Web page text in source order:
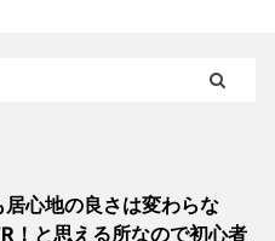
心地の良さは変わらな
！と思える所なので初心者